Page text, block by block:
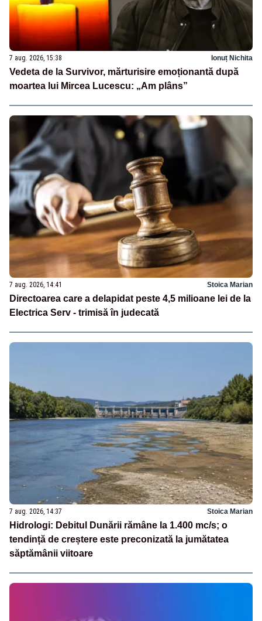
7 aug. 2026, 15:38 Ionuț Nichita
Vedeta de la Survivor, mărturisire emoționantă după
moartea lui Mircea Lucescu: „Am plâns”
7 aug. 2026, 14:41 Stoica Marian
Directoarea care a delapidat peste 4,5 milioane lei de la
Electrica Serv - trimisă în judecată
7 aug. 2026, 14:37 Stoica Marian
Hidrologi: Debitul Dunării rămâne la 1.400 mc/s; o
tendință de creștere este preconizată la jumătatea
săptămânii viitoare